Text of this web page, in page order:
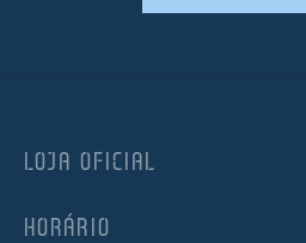
LOJA OFICIAL
HORÁRIO